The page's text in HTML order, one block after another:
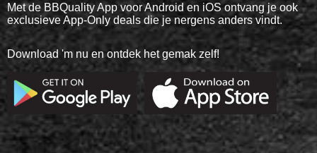
Met de BBQuality App voor Android en iOS ontvang je ook
exclusieve App-Only deals die je nergens anders vindt.
Download 'm nu en ontdek het gemak zelf!